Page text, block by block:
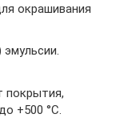
окрашивания
покрытия,
+500 °С.